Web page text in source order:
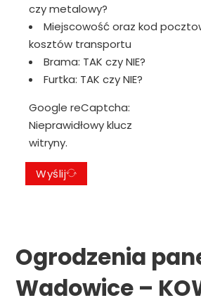
czy metalowy?
Miejscowość oraz kod
kosztów transportu
Brama: TAK czy NIE?
Furtka: TAK czy NIE?
Google reCaptcha:
Nieprawidłowy klucz
witryny.
Wyślij
Ogrodzenia
Wadowice –